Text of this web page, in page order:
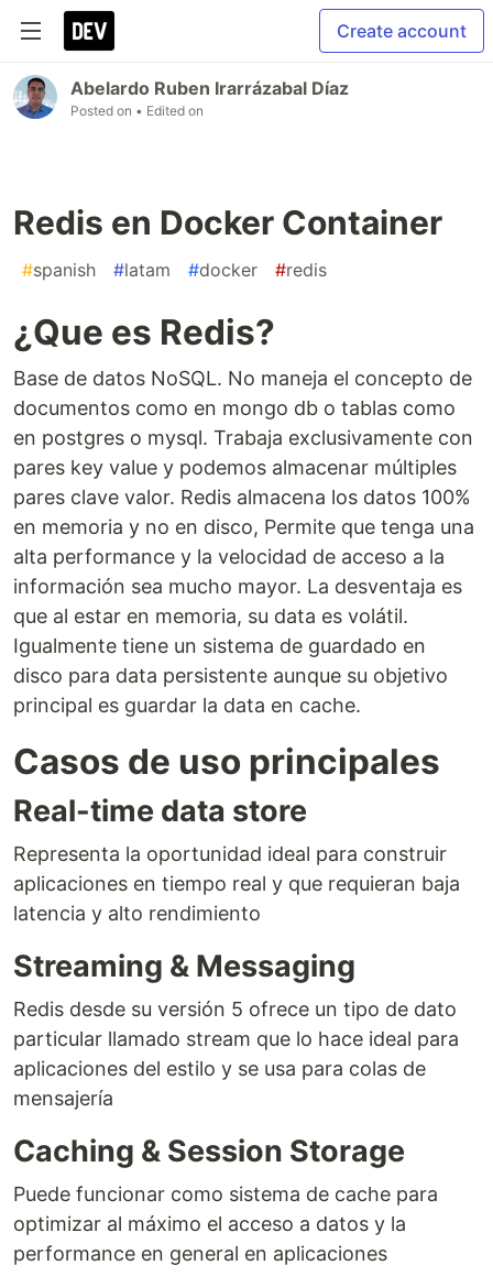
Create account
Abelardo Ruben Irarrázabal Díaz
Posted on • Edited on
Redis en Docker Container
#spanish #latam #docker #redis
¿Que es Redis?
Base de datos NoSQL. No maneja el concepto de
documentos como en mongo db o tablas como
en postgres o mysql. Trabaja exclusivamente con
pares key value y podemos almacenar múltiples
pares clave valor. Redis almacena los datos 100%
en memoria y no en disco, Permite que tenga una
alta performance y la velocidad de acceso a la
información sea mucho mayor. La desventaja es
que al estar en memoria, su data es volátil.
Igualmente tiene un sistema de guardado en
disco para data persistente aunque su objetivo
principal es guardar la data en cache.
Casos de uso principales
Real-time data store
Representa la oportunidad ideal para construir
aplicaciones en tiempo real y que requieran baja
latencia y alto rendimiento
Streaming & Messaging
Redis desde su versión 5 ofrece un tipo de dato
particular llamado stream que lo hace ideal para
aplicaciones del estilo y se usa para colas de
mensajería
Caching & Session Storage
Puede funcionar como sistema de cache para
optimizar al máximo el acceso a datos y la
performance en general en aplicaciones